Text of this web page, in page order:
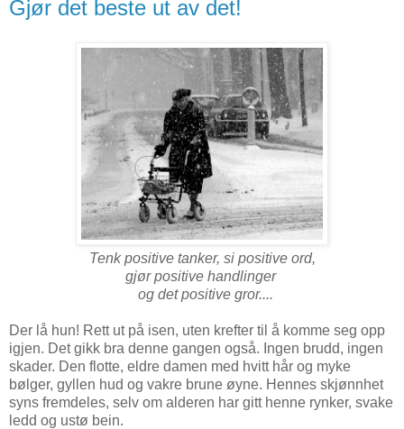
Gjør det beste ut av det!
Tenk positive tanker, si positive ord,
gjør positive handlinger
og det positive gror....
Der lå hun! Rett ut på isen, uten krefter til å komme seg opp
igjen. Det gikk bra denne gangen også. Ingen brudd, ingen
skader. Den flotte, eldre damen med hvitt hår og myke
bølger, gyllen hud og vakre brune øyne. Hennes skjønnhet
syns fremdeles, selv om alderen har gitt henne rynker, svake
ledd og ustø bein.